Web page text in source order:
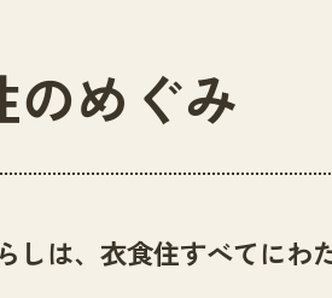
のめぐみ
しは、衣食住すべてにわ